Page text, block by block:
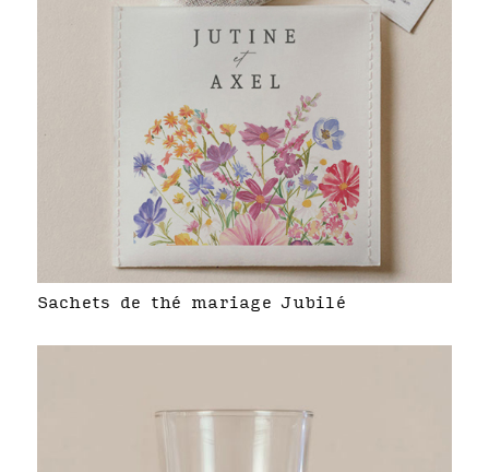
Sachets de thé mariage Jubilé